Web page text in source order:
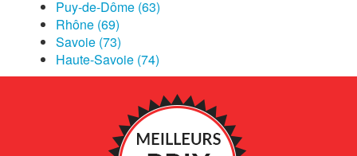
Puy-de-Dôme (63)
Rhône (69)
Savoie (73)
Haute-Savoie (74)